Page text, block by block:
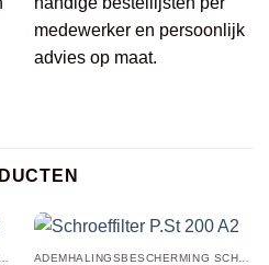
medewerker en persoonlijk
advies op maat.